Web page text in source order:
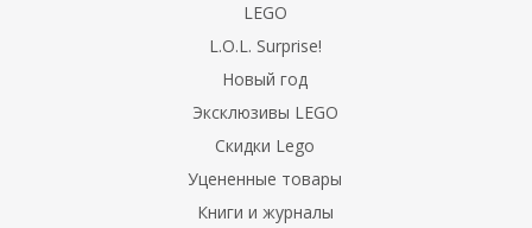
LEGO
L.O.L. Surprise!
Новый год
Эксклюзивы LEGO
Скидки Lego
Уцененные товары
Книги и журналы